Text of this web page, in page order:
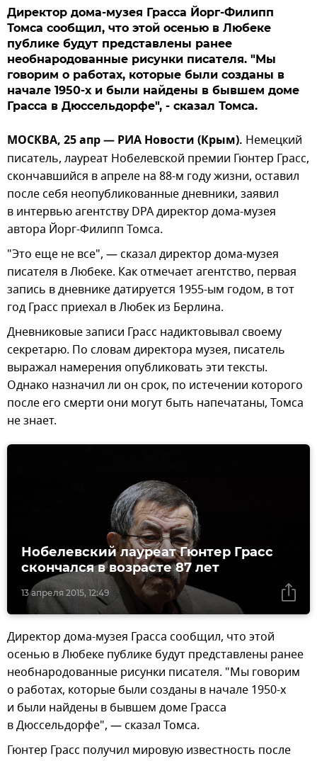
Директор дома-музея Грасса Йорг-Филипп
Томса сообщил, что этой осенью в Любеке
публике будут представлены ранее
необнародованные рисунки писателя. "Мы
говорим о работах, которые были созданы в
начале 1950-х и были найдены в бывшем доме
Грасса в Дюссельдорфе", - сказал Томса.
МОСКВА, 25 апр — РИА Новости (Крым). Немецкий
писатель, лауреат Нобелевской премии Гюнтер Грасс,
скончавшийся в апреле на 88-м году жизни, оставил
после себя неопубликованные дневники, заявил
в интервью агентству DPA директор дома-музея
автора Йорг-Филипп Томса.
"Это еще не все", — сказал директор дома-музея
писателя в Любеке. Как отмечает агентство, первая
запись в дневнике датируется 1955-ым годом, в тот
год Грасс приехал в Любек из Берлина.
Дневниковые записи Грасс надиктовывал своему
секретарю. По словам директора музея, писатель
выражал намерения опубликовать эти тексты.
Однако назначил ли он срок, по истечении которого
после его смерти они могут быть напечатаны, Томса
не знает.
13 апреля 2015, 12:49
Нобелевский лауреат Гюнтер Грасс
скончался в возрасте 87 лет
Директор дома-музея Грасса сообщил, что этой
осенью в Любеке публике будут представлены ранее
необнародованные рисунки писателя. "Мы говорим
о работах, которые были созданы в начале 1950-х
и были найдены в бывшем доме Грасса
в Дюссельдорфе", — сказал Томса.
Гюнтер Грасс получил мировую известность после